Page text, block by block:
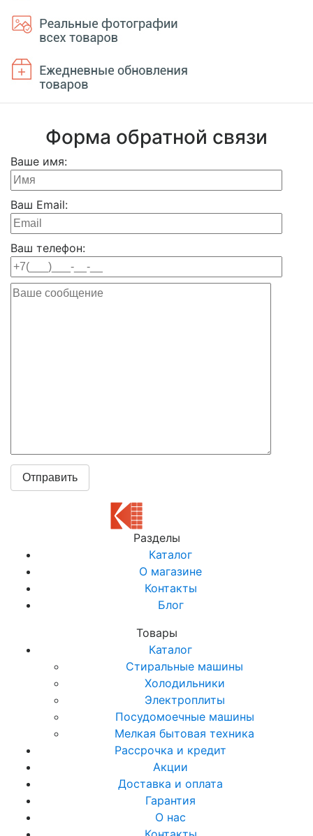
Форма обратной связи
Ваше имя:
Ваш Email:
Ваш телефон:
Разделы
Каталог
О магазине
Контакты
Блог
Товары
Каталог
Стиральные машины
Холодильники
Электроплиты
Посудомоечные машины
Мелкая бытовая техника
Рассрочка и кредит
Акции
Доставка и оплата
Гарантия
О нас